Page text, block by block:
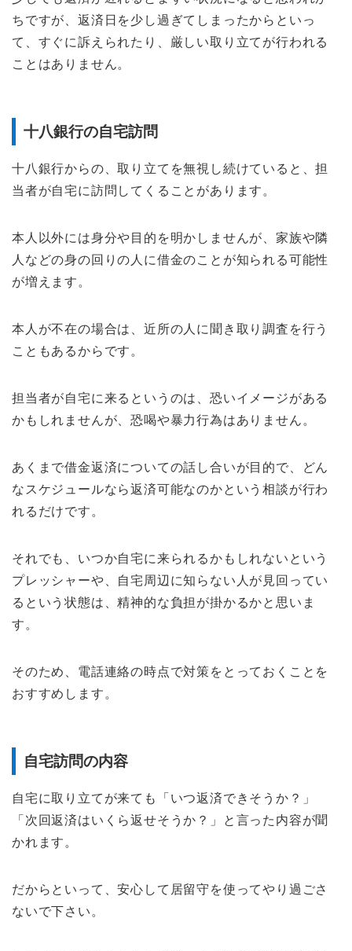
ちですが、返済日を少し過ぎてしまったからといっ
て、すぐに訴えられたり、厳しい取り立てが行われる
ことはありません。
十八銀行の自宅訪問
十八銀行からの、取り立てを無視し続けていると、担
当者が自宅に訪問してくることがあります。
本人以外には身分や目的を明かしませんが、家族や隣
人などの身の回りの人に借金のことが知られる可能性
が増えます。
本人が不在の場合は、近所の人に聞き取り調査を行う
こともあるからです。
担当者が自宅に来るというのは、恐いイメージがある
かもしれませんが、恐喝や暴力行為はありません。
あくまで借金返済についての話し合いが目的で、どん
なスケジュールなら返済可能なのかという相談が行わ
れるだけです。
それでも、いつか自宅に来られるかもしれないという
プレッシャーや、自宅周辺に知らない人が見回ってい
るという状態は、精神的な負担が掛かるかと思いま
す。
そのため、電話連絡の時点で対策をとっておくことを
おすすめします。
自宅訪問の内容
自宅に取り立てが来ても「いつ返済できそうか？」
「次回返済はいくら返せそうか？」と言った内容が聞
かれます。
だからといって、安心して居留守を使ってやり過ごさ
ないで下さい。